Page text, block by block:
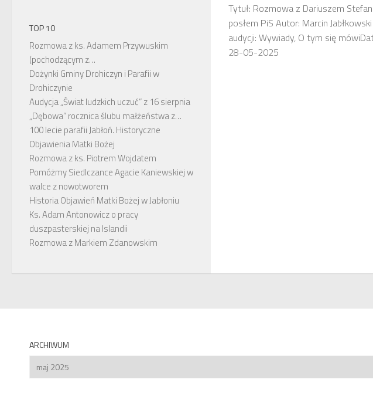
Tytuł: Rozmowa z Dariuszem
posłem PiS Autor: Marcin
audycji: Wywiady, O tym się
28-05-2025
TOP 10
Rozmowa z ks. Adamem Przywuskim
(pochodzącym z…
Dożynki Gminy Drohiczyn i Parafii w
Drohiczynie
Audycja „Świat ludzkich uczuć” z 16 sierpnia
„Dębowa” rocznica ślubu małżeństwa z…
100 lecie parafii Jabłoń. Historyczne
Objawienia Matki Bożej
Rozmowa z ks. Piotrem Wojdatem
Pomóżmy Siedlczance Agacie Kaniewskiej w
walce z nowotworem
Historia Objawień Matki Bożej w Jabłoniu
Ks. Adam Antonowicz o pracy
duszpasterskiej na Islandii
Rozmowa z Markiem Zdanowskim
ARCHIWUM
Archiwum